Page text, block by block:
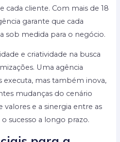
cada cliente. Com mais de 18
garante que cada
sob medida para o negócio.
e criatividade na busca
Uma agência
mas também inova,
mudanças do cenário
e a sinergia entre as
sucesso a longo prazo.